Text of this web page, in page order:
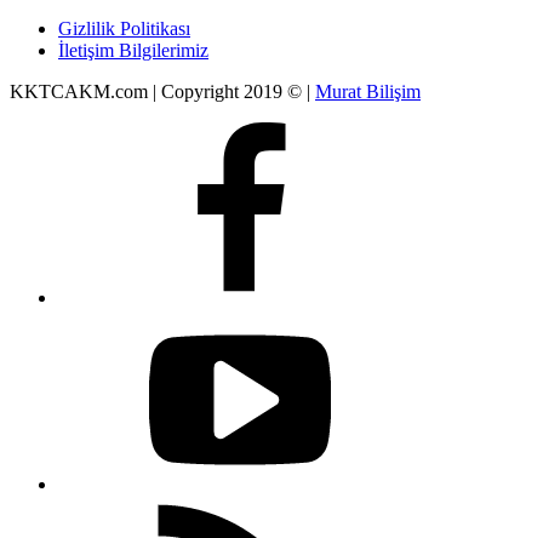
Gizlilik Politikası
İletişim Bilgilerimiz
KKTCAKM.com | Copyright 2019 © | Murat Bilişim